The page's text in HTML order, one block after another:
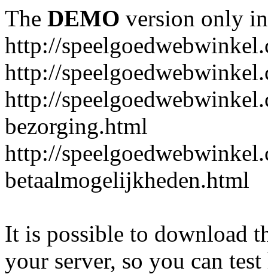
The DEMO version only
http://
http://
http://
bezorging.html
http://
betaalmogelijkheden.html
It is possible to download
your server, so you can